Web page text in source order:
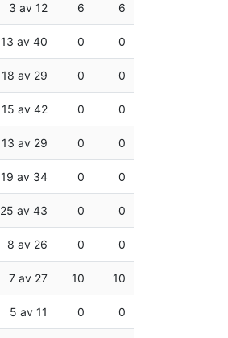
3 av 12 6 6
13 av 40 0 0
18 av 29 0 0
15 av 42 0 0
13 av 29 0 0
19 av 34 0 0
25 av 43 0 0
8 av 26 0 0
7 av 27 10 10
5 av 11 0 0